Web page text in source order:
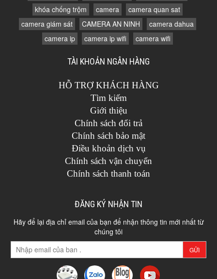
khóa chống trộm
camera
camera quan sat
camera giám sát
CAMERA AN NINH
camera dahua
camera ip
camera ip wifi camera wifi
TÀI KHOẢN NGÂN HÀNG
HỖ TRỢ KHÁCH HÀNG
Tìm kiếm
Giới thiệu
Chính sách đổi trả
Chính sách bảo mật
Điều khoản dịch vụ
Chính sách vận chuyển
Chính sách thanh toán
ĐĂNG KÝ NHẬN TIN
Hãy để lại địa chỉ email của bạn để nhận thông tin mới nhất từ
chúng tôi
GỬI